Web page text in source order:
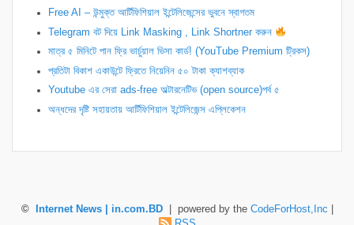
Free AI – উন্মুক্ত আর্টিফিশিয়াল ইন্টেলিজেন্সের ভুবনে স্বাগতম
Telegram বট দিয়ে Link Masking , Link Shortner করুন
​মাত্র ৫ মিনিটে পান ফ্রি ভার্চুয়াল ভিসা কার্ড! (YouTube Premium ট্রিকস)
প্রতিটা বিকাশ একাউন্টে ফ্রিতে নিয়েনিন ৫০ টাকা ক্যাশব্যাক
Youtube এর সেরা ads-free অল্টারনেটিভ (open source)পর্ব ৫
অন্ধদের দৃষ্টি সহায়তায় আর্টিফিশিয়াল ইন্টেলিজেন্স এপ্লিকেশন
© Internet News | in.com.BD| powered by the CodeForHost,Inc